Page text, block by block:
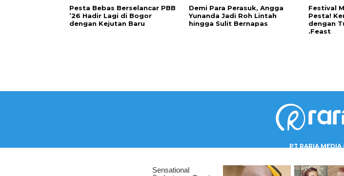
Pesta Bebas Berselancar PBB
’26 Hadir Lagi di Bogor
dengan Kejutan Baru
Demi Para Perasuk, Angga
Yunanda Jadi Roh Lintah
hingga Sulit Bernapas
Festival
Pesta!
dengan
.Feast
PT RARIA MEDIA
Kec. Menteng, Jakarta